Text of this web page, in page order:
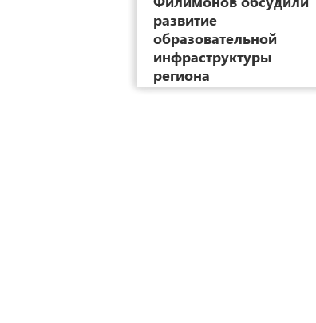
развитие
образовательной
инфраструктуры
региона